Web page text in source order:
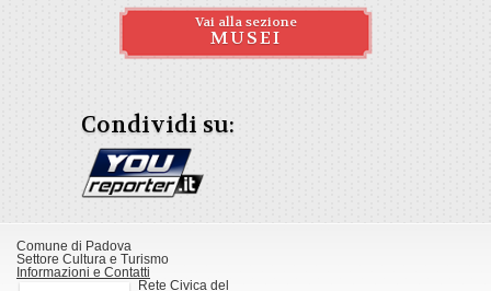
Vai alla sezione
MUSEI
Condividi su:
Comune di Padova
Settore Cultura e Turismo
Informazioni e Contatti
Rete Civica del